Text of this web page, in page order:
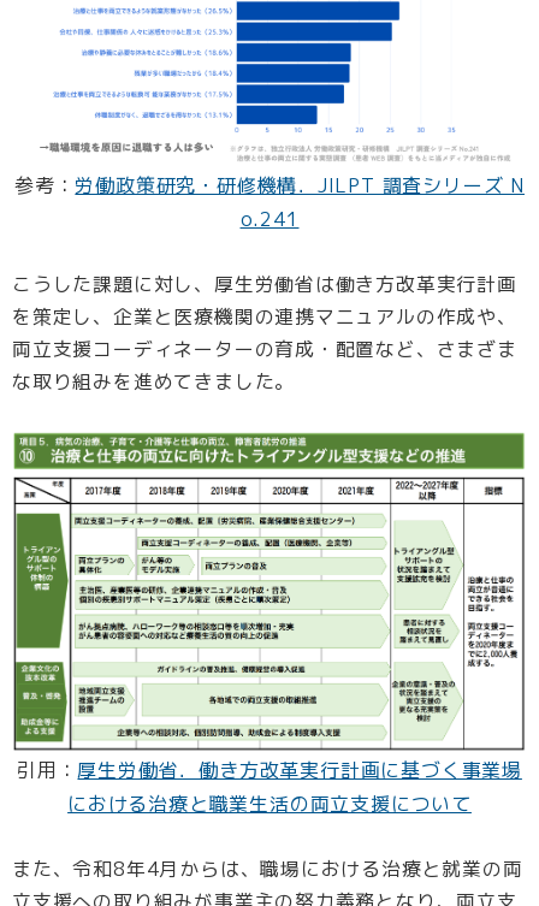
参考： 労働政策研究・研修機構．JILPT 調査シリーズ N
o.241
こうした課題に対し、厚生労働省は働き方改革実行計画
を策定し、企業と医療機関の連携マニュアルの作成や、
両立支援コーディネーターの育成・配置など、さまざま
な取り組みを進めてきました。
引用：厚生労働省．働き⽅改⾰実⾏計画に基づく事業場
における治療と職業⽣活の両⽴支援について
また、令和8年4月からは、職場における治療と就業の両